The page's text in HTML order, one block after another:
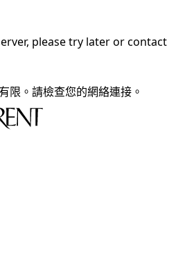
please try later or contact
限。請檢查您的網絡連接。